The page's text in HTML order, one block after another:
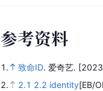
参考资料
1. 致命ID. 爱奇艺.
2.
2.1 2.2 identity[EB/